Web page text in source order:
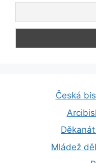
Česká
Mládež